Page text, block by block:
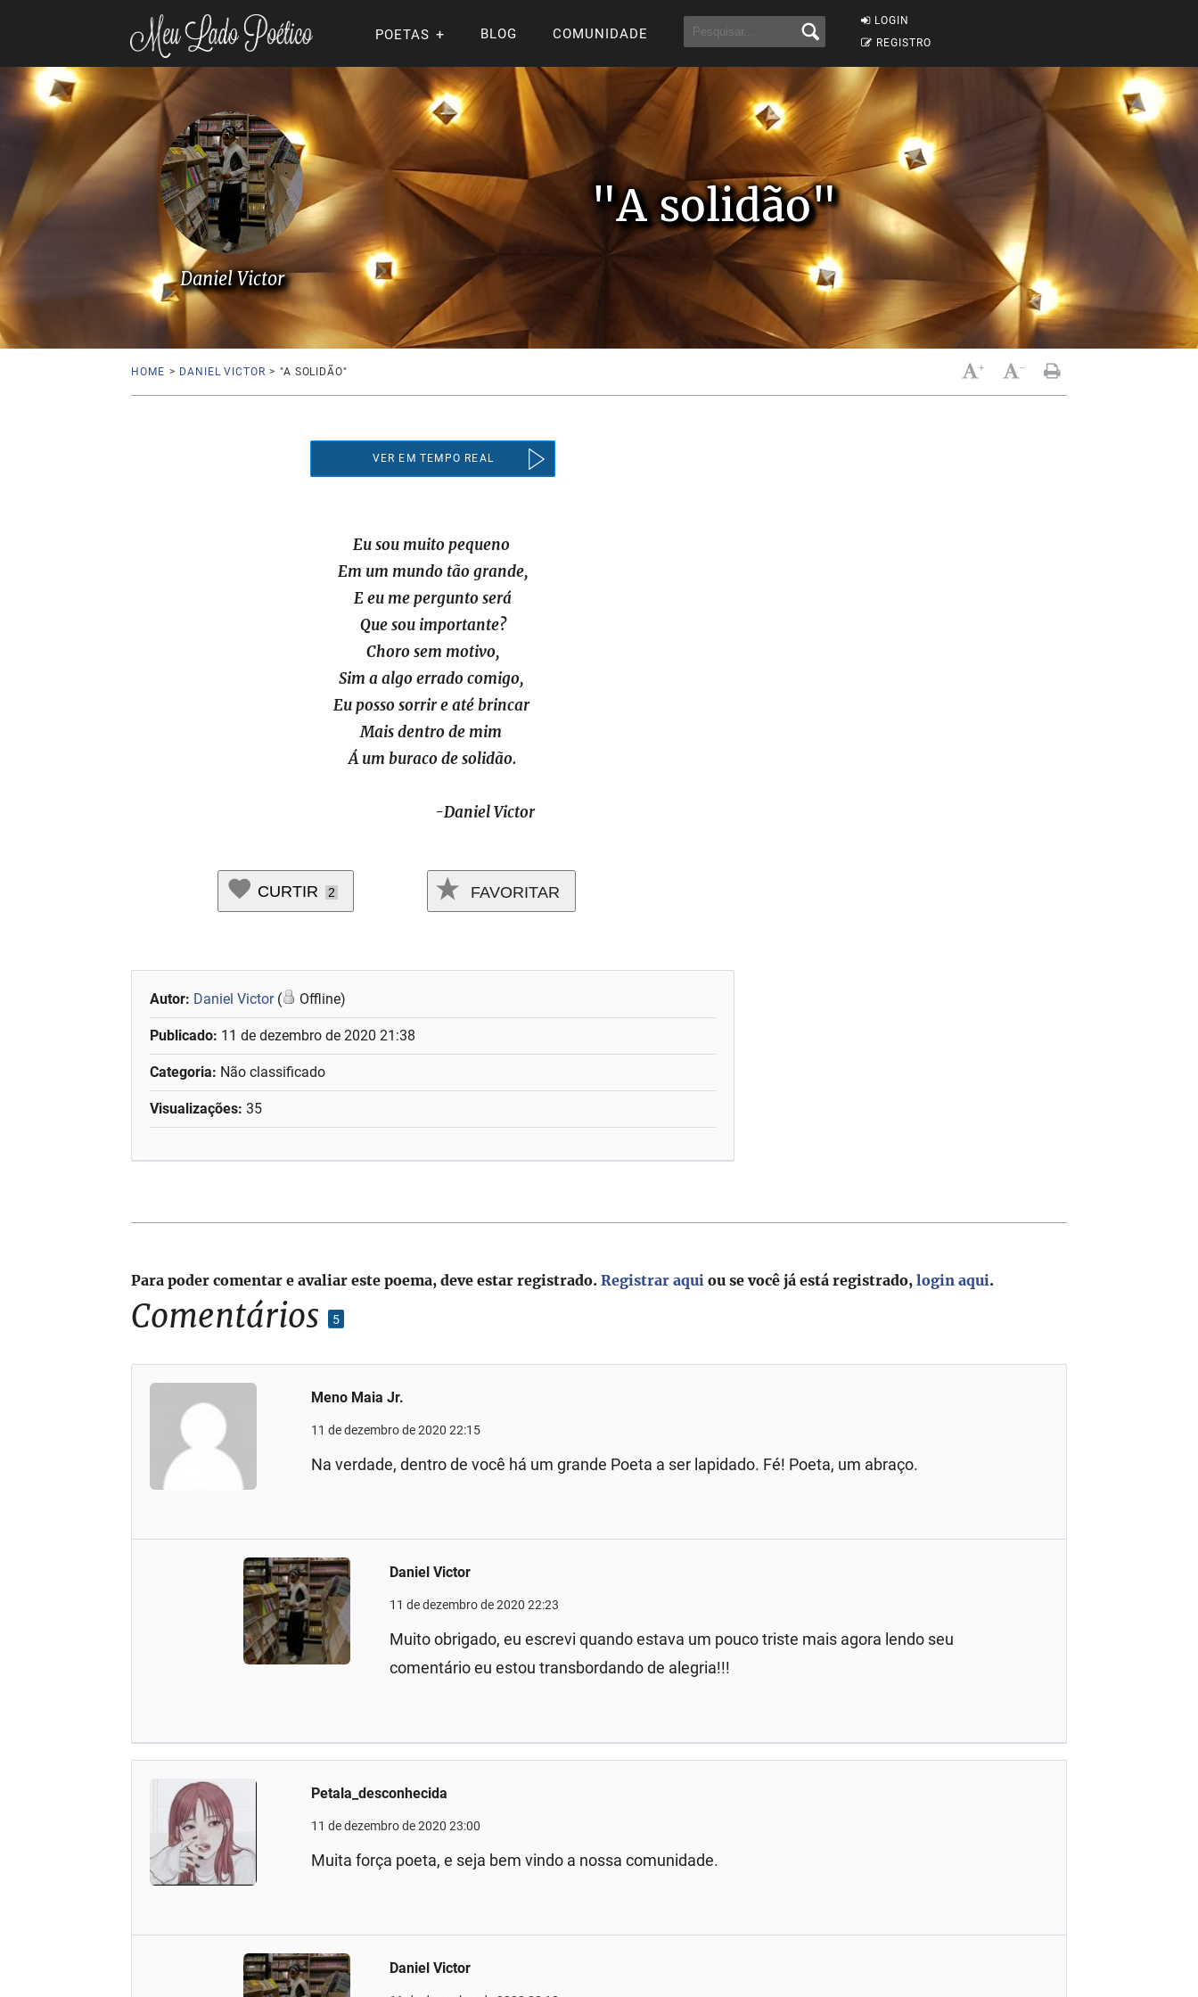
LOGIN
REGISTRO
POETAS BLOG COMUNIDADE
"A solidão"
Daniel Victor
HOME > DANIEL VICTOR > "A SOLIDÃO" + -
Eu sou muito pequeno
Em um mundo tão grande,
E eu me pergunto será
Que sou importante?
Choro sem motivo,
Sim a algo errado comigo,
Eu posso sorrir e até brincar
Mais dentro de mim
Á um buraco de solidão.
-Daniel Victor
CURTIR 2 FAVORITAR
Autor: Daniel Victor( Offline)
Publicado: 11 de dezembro de 2020 21:38
Categoria: Não classificado
Visualizações: 35
Comentários 5
Meno Maia Jr.
11 de dezembro de 2020 22:15
Na verdade, dentro de você há um grande Poeta a ser lapidado. Fé! Poeta, um abraço.
Daniel Victor
11 de dezembro de 2020 22:23
Muito obrigado, eu escrevi quando estava um pouco triste mais agora lendo seu
comentário eu estou transbordando de alegria!!!
Petala_desconhecida
11 de dezembro de 2020 23:00
Muita força poeta, e seja bem vindo a nossa comunidade.
Daniel Victor
Para poder comentar e avaliar este poema, deve estar registrado.Registrar aqui ou se você já está registrado,login aqui.